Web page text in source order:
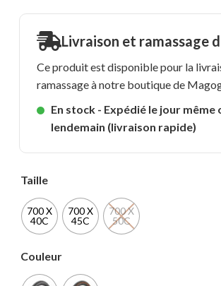
Livraison et ramassage
Ce produit est disponible pour la
ramassage à notre boutique de
En stock - Expédié le jour même
lendemain (livraison rapide)
Taille
700 X
40C
700 X
45C
700 X
50C
Couleur